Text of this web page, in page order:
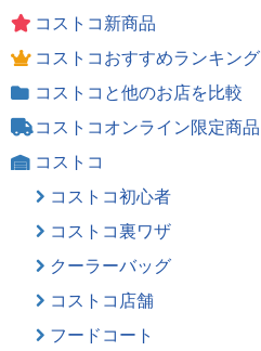
コストコ新商品
コストコおすすめランキング
コストコと他のお店を比較
コストコオンライン限定商品
コストコ
コストコ初心者
コストコ裏ワザ
クーラーバッグ
コストコ店舗
フードコート